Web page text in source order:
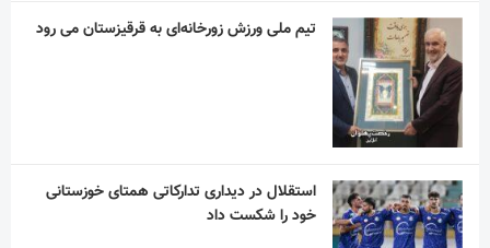
تیم ملی ورزش زورخانه‌ای به قرقیزستان می رود
استقلال در دیداری تدارکاتی همتای خوزستانی
خود را شکست داد